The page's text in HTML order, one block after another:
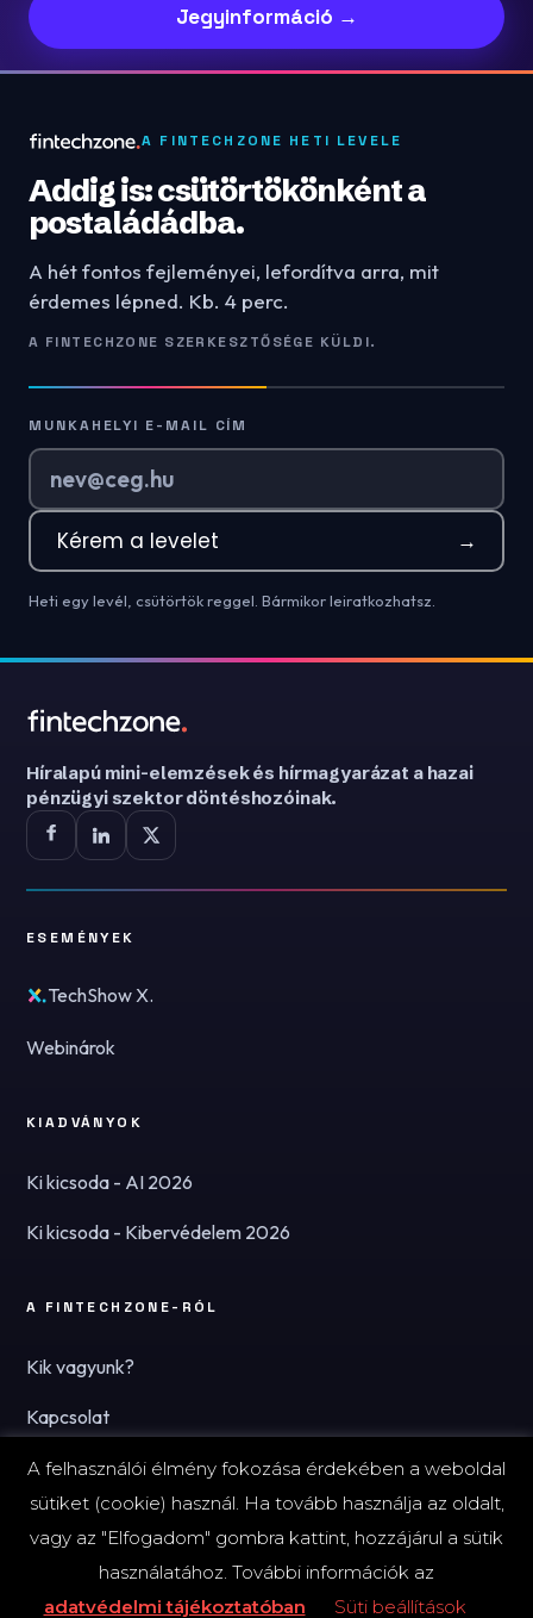
Jegyinformáció →
A FINTECHZONE HETI LEVELE
Addig is: csütörtökönként a
postaládádba.
A hét fontos fejleményei, lefordítva arra, mit
érdemes lépned. Kb. 4 perc.
A FINTECHZONE SZERKESZTŐSÉGE KÜLDI.
MUNKAHELYI E-MAIL CÍM
Kérem a levelet →
Heti egy levél, csütörtök reggel. Bármikor leiratkozhatsz.
Híralapú mini-elemzések és hírmagyarázat a hazai
pénzügyi szektor döntéshozóinak.
ESEMÉNYEK
TechShow X.
Webinárok
KIADVÁNYOK
Ki kicsoda - AI 2026
Ki kicsoda - Kibervédelem 2026
A FINTECHZONE-RÓL
Kik vagyunk?
Kapcsolat
Hírlevél
© 2026 FinTechZone.hu - A FinTech Group Kft.
A felhasználói élmény fokozása érdekében a weboldal
sütiket (cookie) használ. Ha tovább használja az oldalt,
vagy az "Elfogadom" gombra kattint, hozzájárul a sütik
használatához. További információk az
adatvédelmi tájékoztatóban
Süti beállítások